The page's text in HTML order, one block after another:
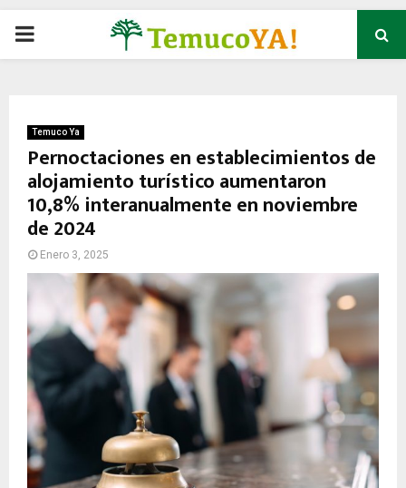
P
M
A
R
Y
M
E
N
Temuco Ya
Pernoctaciones en establecimientos de
alojamiento turístico aumentaron
10,8% interanualmente en noviembre
de 2024
Enero 3, 2025